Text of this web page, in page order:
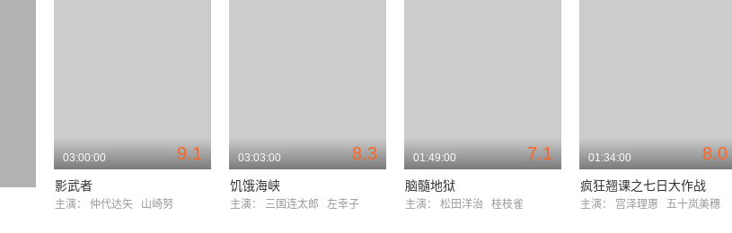
9.1
03:00:00
影武者
主演： 仲代达矢 山崎努
8.3
03:03:00
饥饿海峡
主演： 三国连太郎 左幸子
7.1
01:49:00
脑髓地狱
主演： 松田洋治 桂枝雀
8.0
01:34:00
疯狂翘课之七日大作战
主演： 宫泽理惠 五十岚美穗